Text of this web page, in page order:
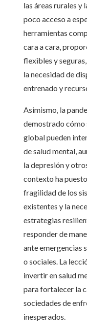
las áreas rurales y
poco acceso a
herramientas
cara a cara,
flexibles y
la necesidad de
entrenado y
Asimismo, la
demostrado cómo
global pueden
de salud mental,
la depresión y
contexto ha
fragilidad de los
existentes y la
estrategias
responder de
ante emergencias
o sociales. La
invertir en salud
para fortalecer la
sociedades de
inesperados.